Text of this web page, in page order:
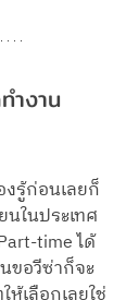
ำงาน
ในประเทศ
time ได้
ขอวีซ่าก็จะ